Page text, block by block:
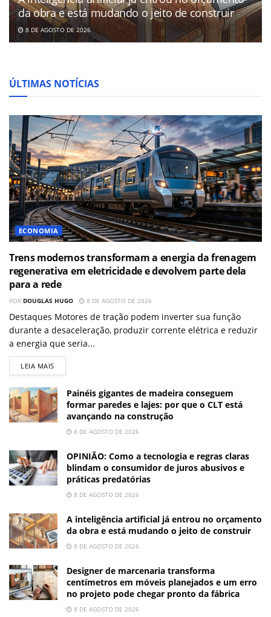
da obra e está mudando o jeito de construir
8 DE AGOSTO DE 2026
ÚLTIMAS NOTÍCIAS
ECONOMIA
Trens modernos transformam a energia da frenagem
regenerativa em eletricidade e devolvem parte dela
para a rede
POR DOUGLAS HUGO 8 DE AGOSTO DE 2026
Destaques Motores de tração podem inverter sua função
durante a desaceleração, produzir corrente elétrica e reduzir
a energia que seria...
LEIA MAIS
Painéis gigantes de madeira conseguem
formar paredes e lajes: por que o CLT está
avançando na construção
8 DE AGOSTO DE 2026
OPINIÃO: Como a tecnologia e regras claras
blindam o consumidor de juros abusivos e
práticas predatórias
8 DE AGOSTO DE 2026
A inteligência artificial já entrou no orçamento
da obra e está mudando o jeito de construir
8 DE AGOSTO DE 2026
Designer de marcenaria transforma
centímetros em móveis planejados e um erro
no projeto pode chegar pronto da fábrica
8 DE AGOSTO DE 2026